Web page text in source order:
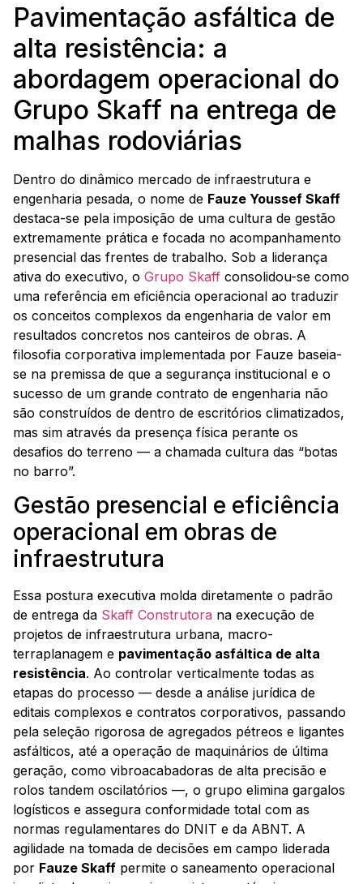
Pavimentação asfáltica de
alta resistência: a
abordagem operacional do
Grupo Skaff na entrega de
malhas rodoviárias
Dentro do dinâmico mercado de infraestrutura e
engenharia pesada, o nome de Fauze Youssef Skaff
destaca-se pela imposição de uma cultura de gestão
extremamente prática e focada no acompanhamento
presencial das frentes de trabalho. Sob a liderança
ativa do executivo, o Grupo Skaff consolidou-se como
uma referência em eficiência operacional ao traduzir
os conceitos complexos da engenharia de valor em
resultados concretos nos canteiros de obras. A
filosofia corporativa implementada por Fauze baseia-
se na premissa de que a segurança institucional e o
sucesso de um grande contrato de engenharia não
são construídos de dentro de escritórios climatizados,
mas sim através da presença física perante os
desafios do terreno — a chamada cultura das “botas
no barro”.
Gestão presencial e eficiência
operacional em obras de
infraestrutura
Essa postura executiva molda diretamente o padrão
de entrega da Skaff Construtora na execução de
projetos de infraestrutura urbana, macro-
terraplanagem e pavimentação asfáltica de alta
resistência. Ao controlar verticalmente todas as
etapas do processo — desde a análise jurídica de
editais complexos e contratos corporativos, passando
pela seleção rigorosa de agregados pétreos e ligantes
asfálticos, até a operação de maquinários de última
geração, como vibroacabadoras de alta precisão e
rolos tandem oscilatórios —, o grupo elimina gargalos
logísticos e assegura conformidade total com as
normas regulamentares do DNIT e da ABNT. A
agilidade na tomada de decisões em campo liderada
por Fauze Skaff permite o saneamento operacional